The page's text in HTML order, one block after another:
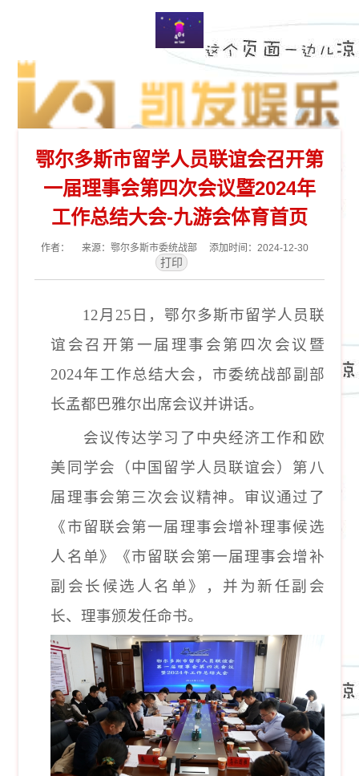
鄂尔多斯市留学人员联谊会召开第
一届理事会第四次会议暨2024年
工作总结大会-九游会体育首页
作者： 来源：鄂尔多斯市委统战部 添加时间：2024-12-30
12月25日，鄂尔多斯市留学人员联
谊会召开第一届理事会第四次会议暨
2024年工作总结大会，市委统战部副部
长孟都巴雅尔出席会议并讲话。
会议传达学习了中央经济工作和欧
美同学会（中国留学人员联谊会）第八
届理事会第三次会议精神。审议通过了
《市留联会第一届理事会增补理事候选
人名单》《市留联会第一届理事会增补
副会长候选人名单》，并为新任副会
长、理事颁发任命书。